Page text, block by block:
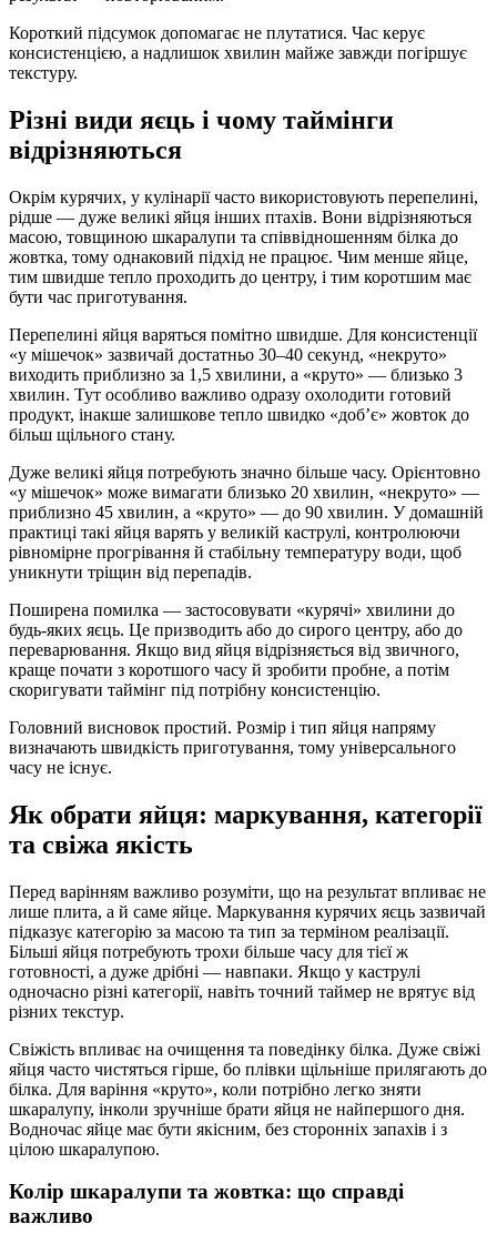
Короткий підсумок допомагає не плутатися. Час керує
консистенцією, а надлишок хвилин майже завжди погіршує
текстуру.
Різні види яєць і чому таймінги
відрізняються
Окрім курячих, у кулінарії часто використовують перепелині,
рідше — дуже великі яйця інших птахів. Вони відрізняються
масою, товщиною шкаралупи та співвідношенням білка до
жовтка, тому однаковий підхід не працює. Чим менше яйце,
тим швидше тепло проходить до центру, і тим коротшим має
бути час приготування.
Перепелині яйця варяться помітно швидше. Для консистенції
«у мішечок» зазвичай достатньо 30–40 секунд, «некруто»
виходить приблизно за 1,5 хвилини, а «круто» — близько 3
хвилин. Тут особливо важливо одразу охолодити готовий
продукт, інакше залишкове тепло швидко «доб’є» жовток до
більш щільного стану.
Дуже великі яйця потребують значно більше часу. Орієнтовно
«у мішечок» може вимагати близько 20 хвилин, «некруто» —
приблизно 45 хвилин, а «круто» — до 90 хвилин. У домашній
практиці такі яйця варять у великій каструлі, контролюючи
рівномірне прогрівання й стабільну температуру води, щоб
уникнути тріщин від перепадів.
Поширена помилка — застосовувати «курячі» хвилини до
будь-яких яєць. Це призводить або до сирого центру, або до
переварювання. Якщо вид яйця відрізняється від звичного,
краще почати з коротшого часу й зробити пробне, а потім
скоригувати таймінг під потрібну консистенцію.
Головний висновок простий. Розмір і тип яйця напряму
визначають швидкість приготування, тому універсального
часу не існує.
Як обрати яйця: маркування, категорії
та свіжа якість
Перед варінням важливо розуміти, що на результат впливає не
лише плита, а й саме яйце. Маркування курячих яєць зазвичай
підказує категорію за масою та тип за терміном реалізації.
Більші яйця потребують трохи більше часу для тієї ж
готовності, а дуже дрібні — навпаки. Якщо у каструлі
одночасно різні категорії, навіть точний таймер не врятує від
різних текстур.
Свіжість впливає на очищення та поведінку білка. Дуже свіжі
яйця часто чистяться гірше, бо плівки щільніше прилягають до
білка. Для варіння «круто», коли потрібно легко зняти
шкаралупу, інколи зручніше брати яйця не найпершого дня.
Водночас яйце має бути якісним, без сторонніх запахів і з
цілою шкаралупою.
Колір шкаралупи та жовтка: що справді
важливо